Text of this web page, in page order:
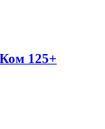
125+